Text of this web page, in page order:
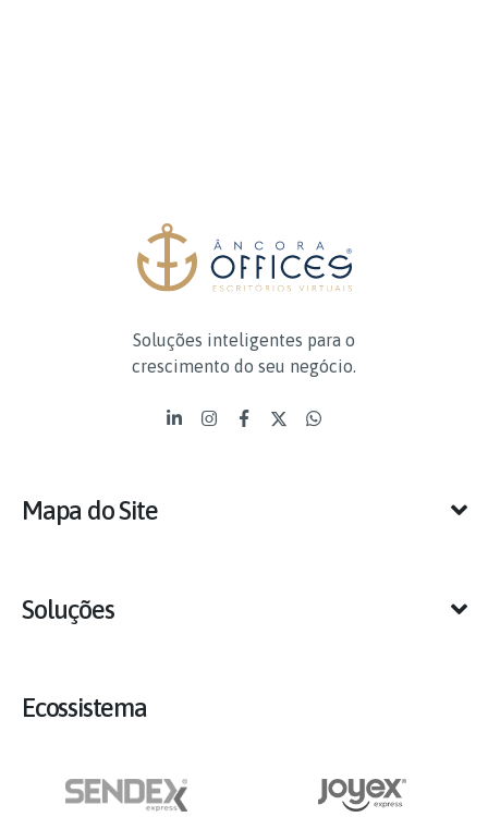
Soluções inteligentes para o
crescimento do seu negócio.
Mapa do Site
Soluções
Ecossistema